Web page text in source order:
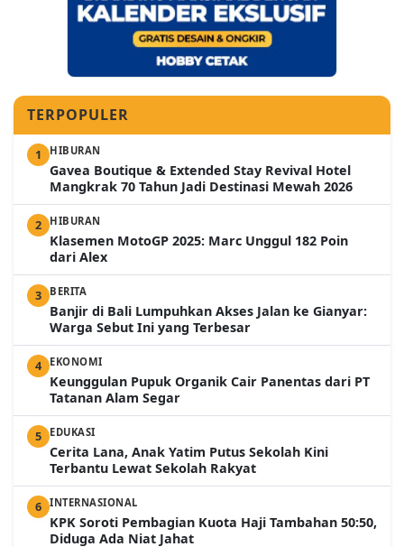
TERPOPULER
1 HIBURAN
Gavea Boutique & Extended Stay Revival Hotel
Mangkrak 70 Tahun Jadi Destinasi Mewah 2026
2 HIBURAN
Klasemen MotoGP 2025: Marc Unggul 182 Poin
dari Alex
3 BERITA
Banjir di Bali Lumpuhkan Akses Jalan ke Gianyar:
Warga Sebut Ini yang Terbesar
4 EKONOMI
Keunggulan Pupuk Organik Cair Panentas dari PT
Tatanan Alam Segar
5 EDUKASI
Cerita Lana, Anak Yatim Putus Sekolah Kini
Terbantu Lewat Sekolah Rakyat
6 INTERNASIONAL
KPK Soroti Pembagian Kuota Haji Tambahan 50:50,
Diduga Ada Niat Jahat